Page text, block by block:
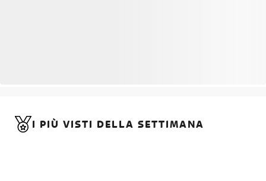
I PIÙ VISTI DELLA SETTIMANA